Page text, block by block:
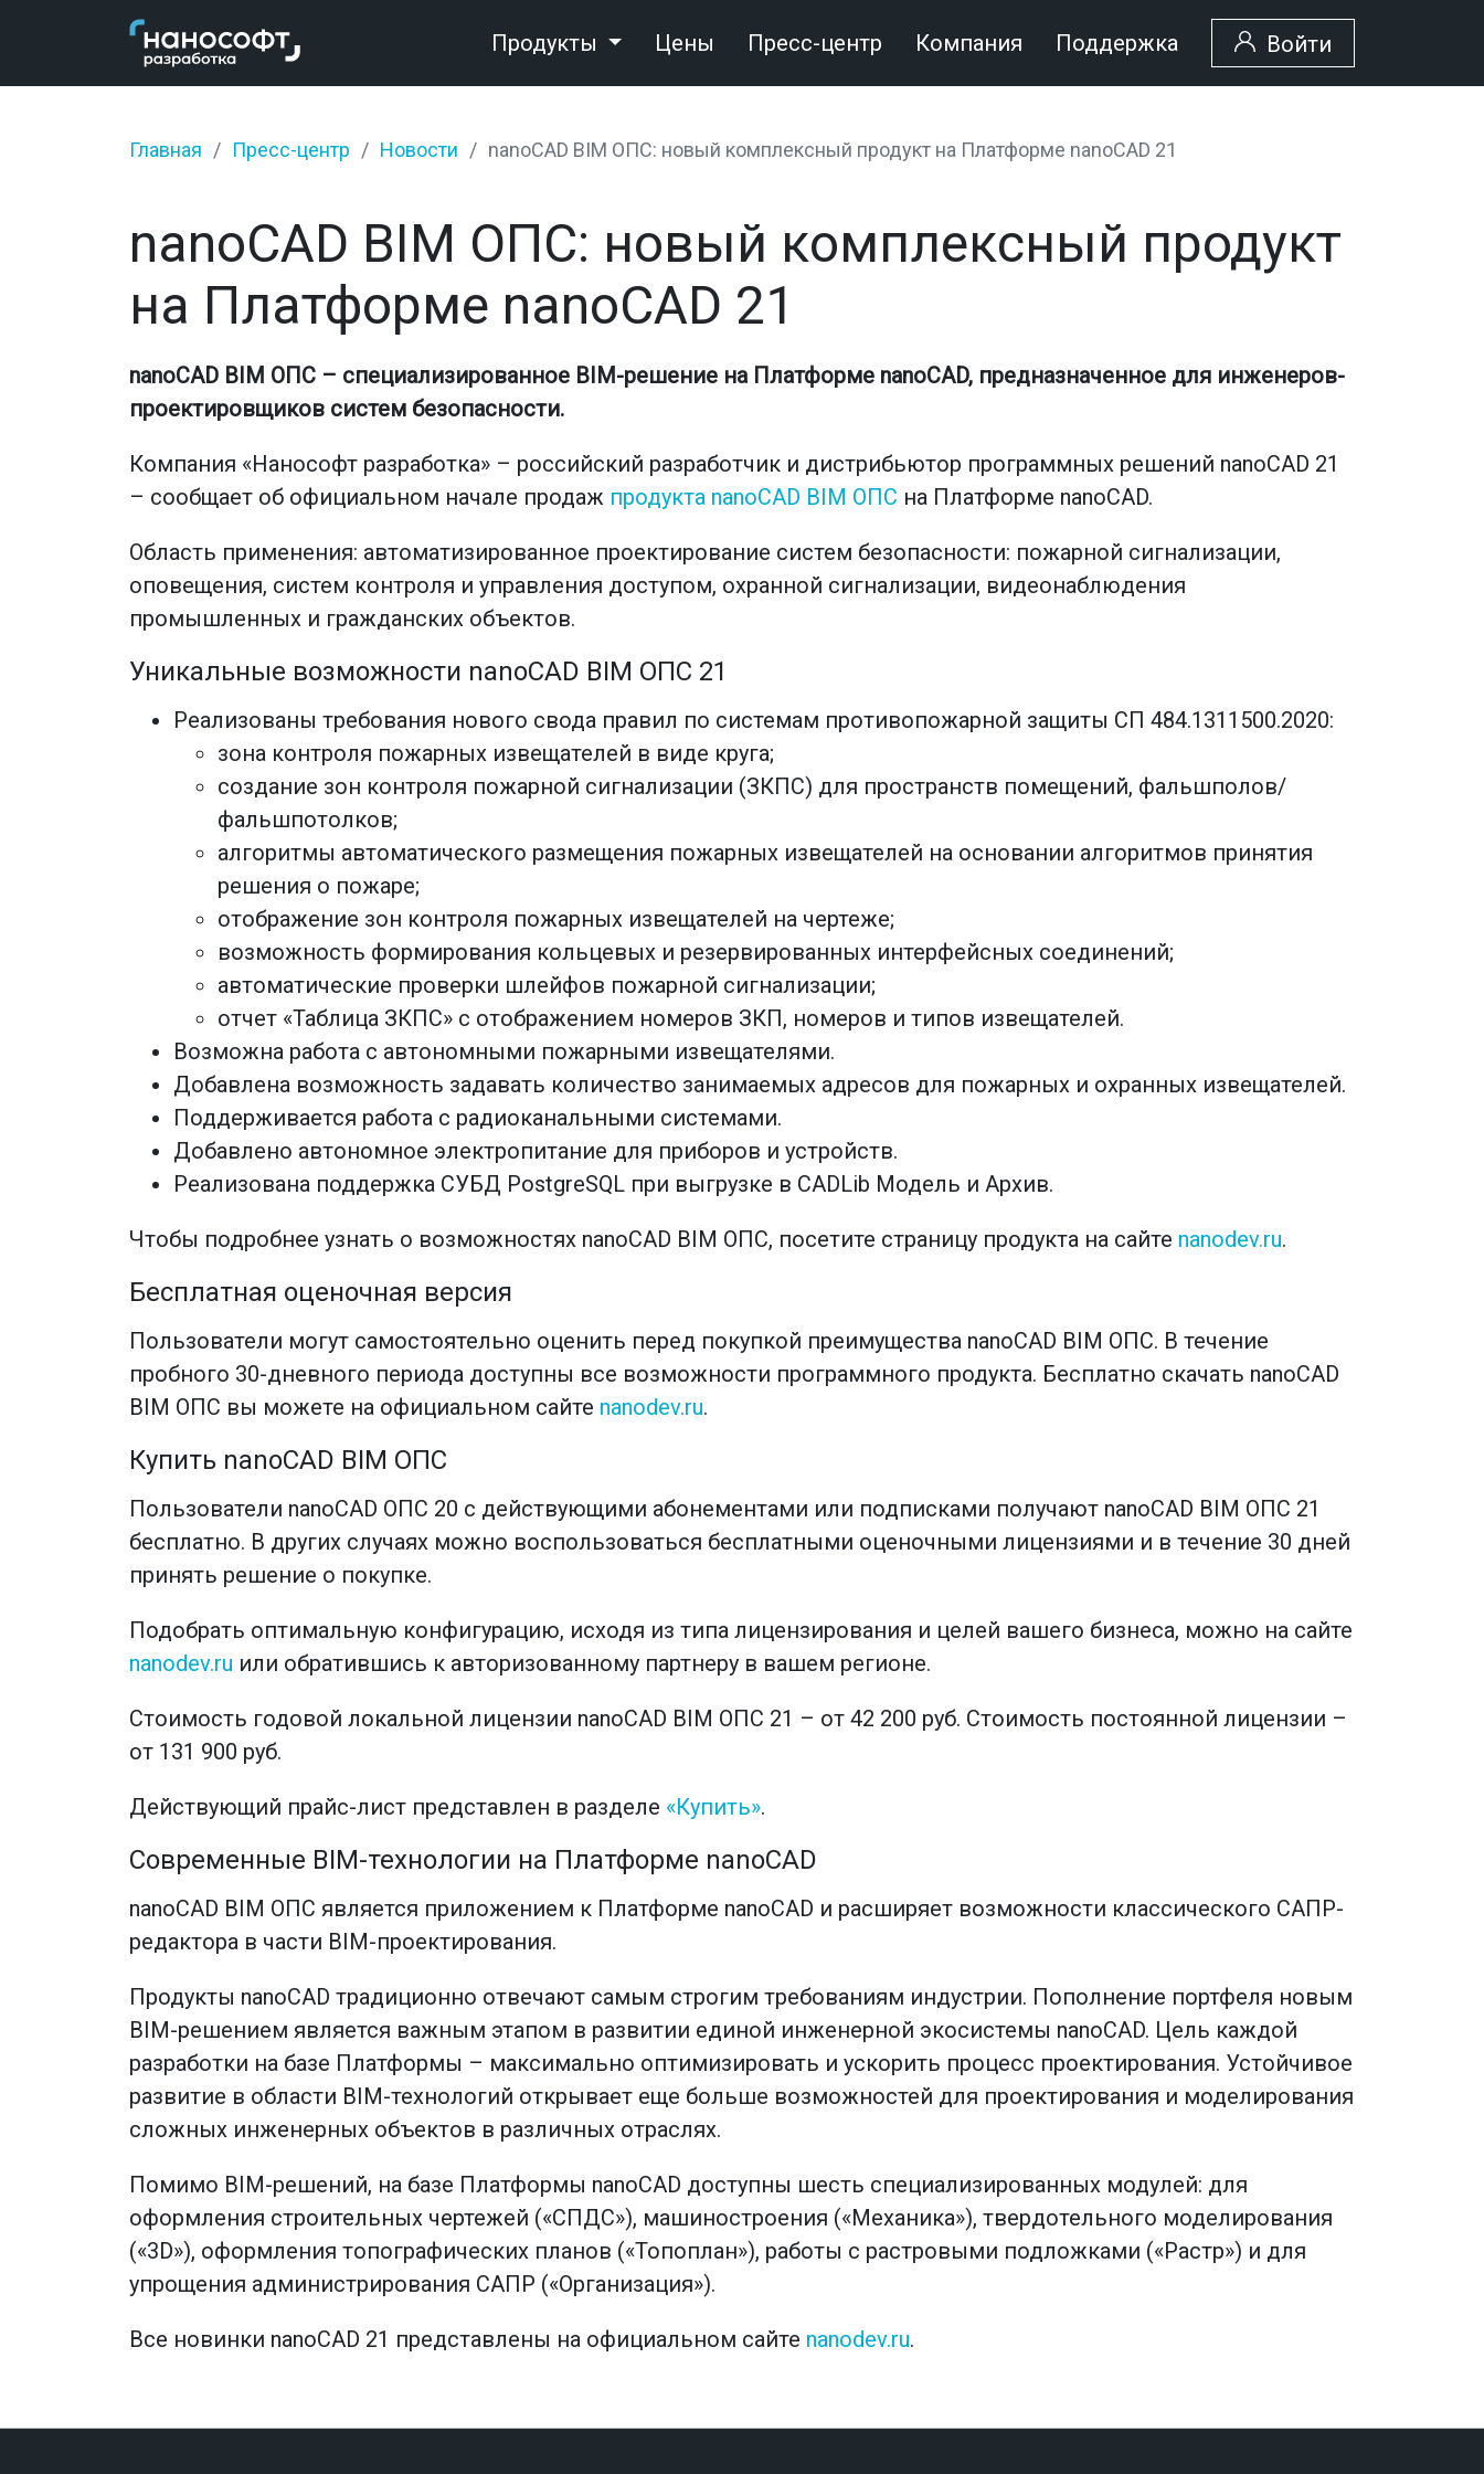
Продукты Цены Пресс-центр Компания Поддержка Войти
Главная Пресс-центр Новости nanoCAD BIM ОПС: новый комплексный продукт на Платформе nanoCAD 21
nanoCAD BIM ОПС: новый комплексный продукт
на Платформе nanoCAD 21
nanoCAD BIM ОПС – специализированное BIM-решение на Платформе nanoCAD, предназначенное для инженеров-
проектировщиков систем безопасности.
Компания «Нанософт разработка» – российский разработчик и дистрибьютор программных решений nanoCAD 21
– сообщает об официальном начале продаж продукта nanoCAD BIM ОПС на Платформе nanoCAD.
Область применения: автоматизированное проектирование систем безопасности: пожарной сигнализации,
оповещения, систем контроля и управления доступом, охранной сигнализации, видеонаблюдения
промышленных и гражданских объектов.
Уникальные возможности nanoCAD BIM ОПС 21
Реализованы требования нового свода правил по системам противопожарной защиты СП 484.1311500.2020:
зона контроля пожарных извещателей в виде круга;
создание зон контроля пожарной сигнализации (ЗКПС) для пространств помещений, фальшполов/
фальшпотолков;
алгоритмы автоматического размещения пожарных извещателей на основании алгоритмов принятия
решения о пожаре;
отображение зон контроля пожарных извещателей на чертеже;
возможность формирования кольцевых и резервированных интерфейсных соединений;
автоматические проверки шлейфов пожарной сигнализации;
отчет «Таблица ЗКПС» с отображением номеров ЗКП, номеров и типов извещателей.
Возможна работа с автономными пожарными извещателями.
Добавлена возможность задавать количество занимаемых адресов для пожарных и охранных извещателей.
Поддерживается работа с радиоканальными системами.
Добавлено автономное электропитание для приборов и устройств.
Реализована поддержка СУБД PostgreSQL при выгрузке в CADLib Модель и Архив.
Чтобы подробнее узнать о возможностях nanoCAD BIM ОПС, посетите страницу продукта на сайте nanodev.ru.
Бесплатная оценочная версия
Пользователи могут самостоятельно оценить перед покупкой преимущества nanoCAD BIM ОПС. В течение
пробного 30-дневного периода доступны все возможности программного продукта. Бесплатно скачать nanoCAD
BIM ОПС вы можете на официальном сайте nanodev.ru.
Купить nanoCAD BIM ОПС
Пользователи nanoCAD ОПС 20 с действующими абонементами или подписками получают nanoCAD BIM ОПС 21
бесплатно. В других случаях можно воспользоваться бесплатными оценочными лицензиями и в течение 30 дней
принять решение о покупке.
Подобрать оптимальную конфигурацию, исходя из типа лицензирования и целей вашего бизнеса, можно на сайте
nanodev.ru или обратившись к авторизованному партнеру в вашем регионе.
Стоимость годовой локальной лицензии nanoCAD BIM ОПС 21 – от 42 200 руб. Стоимость постоянной лицензии –
от 131 900 руб.
Действующий прайс-лист представлен в разделе «Купить».
Современные BIM-технологии на Платформе nanoCAD
nanoCAD BIM ОПС является приложением к Платформе nanoCAD и расширяет возможности классического САПР-
редактора в части BIM-проектирования.
Продукты nanoCAD традиционно отвечают самым строгим требованиям индустрии. Пополнение портфеля новым
BIM-решением является важным этапом в развитии единой инженерной экосистемы nanoCAD. Цель каждой
разработки на базе Платформы – максимально оптимизировать и ускорить процесс проектирования. Устойчивое
развитие в области BIM-технологий открывает еще больше возможностей для проектирования и моделирования
сложных инженерных объектов в различных отраслях.
Помимо BIM-решений, на базе Платформы nanoCAD доступны шесть специализированных модулей: для
оформления строительных чертежей («СПДС»), машиностроения («Механика»), твердотельного моделирования
(«3D»), оформления топографических планов («Топоплан»), работы с растровыми подложками («Растр») и для
упрощения администрирования САПР («Организация»).
Все новинки nanoCAD 21 представлены на официальном сайте nanodev.ru.